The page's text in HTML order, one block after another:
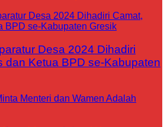
Desa 2024 Dihadiri
dan Ketua BPD se-Kabupaten